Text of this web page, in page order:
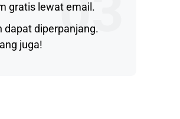
gratis lewat email.
dapat diperpanjang.
juga!